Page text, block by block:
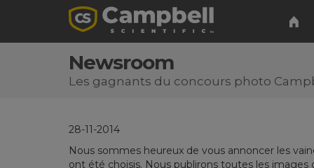
Newsroom
Les gagnants du concours photo
28-11-2014
Nous sommes heureux de vous annoncer les
ont été choisis. Nous publirons toutes les